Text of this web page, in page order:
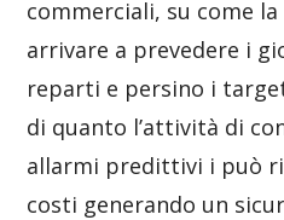
commerciali, su come
arrivare a prevedere i
reparti e persino i
di quanto l’attività di
allarmi predittivi i può
costi generando un